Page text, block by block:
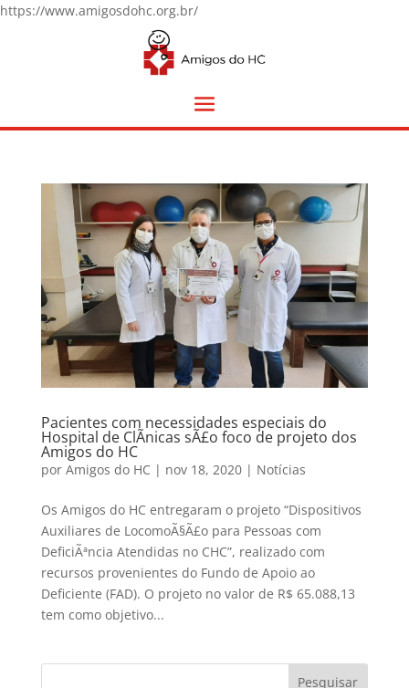
https://www.amigosdohc.org.br/
Pacientes com necessidades especiais do
Hospital de ClÃ­nicas sÃ£o foco de projeto dos
Amigos do HC
por Amigos do HC | nov 18, 2020| Notícias
Os Amigos do HC entregaram o projeto “Dispositivos
Auxiliares de LocomoÃ§Ã£o para Pessoas com
DeficiÃªncia Atendidas no CHC”, realizado com
recursos provenientes do Fundo de Apoio ao
Deficiente (FAD). O projeto no valor de R$ 65.088,13
tem como objetivo...